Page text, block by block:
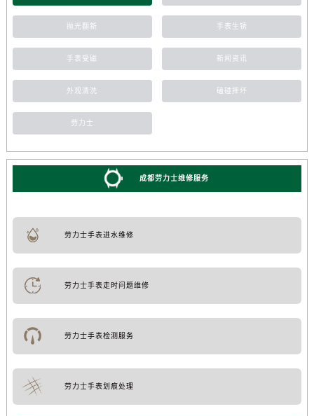
抛光翻新 手表生锈
手表受磁 新闻资讯
外观清洗 磕碰摔坏
劳力士
成都劳力士维修服务
劳力士手表进水维修
劳力士手表走时问题维修
劳力士手表检测服务
劳力士手表划痕处理